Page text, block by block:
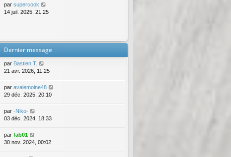
par supercook
14 juil. 2025, 21:25
Dernier message
par Bastien T.
21 avr. 2026, 11:25
par avalemoine48
29 déc. 2025, 20:10
par -Niko-
03 déc. 2024, 18:33
par fab01
30 nov. 2024, 00:02